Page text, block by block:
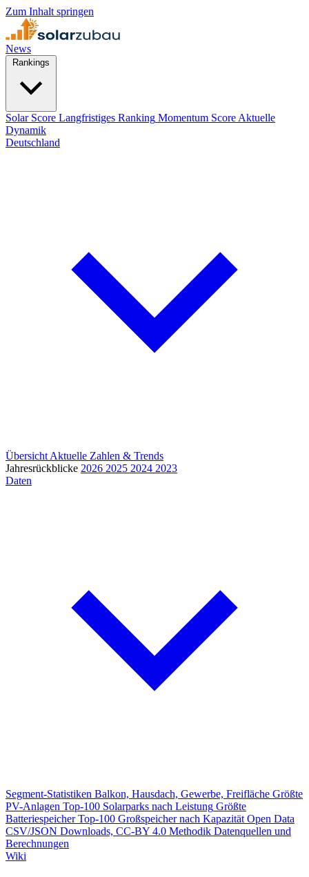
Zum Inhalt springen
News
Solar Score Langfristiges Ranking Momentum Score Aktuelle
Dynamik
Deutschland
Übersicht Aktuelle Zahlen & Trends
Jahresrückblicke 2026 2025 2024 2023
Daten
Segment-Statistiken Balkon, Hausdach, Gewerbe, Freifläche Größte
PV-Anlagen Top-100 Solarparks nach Leistung Größte
Batteriespeicher Top-100 Großspeicher nach Kapazität Open Data
CSV/JSON Downloads, CC-BY 4.0 Methodik Datenquellen und
Berechnungen
Wiki